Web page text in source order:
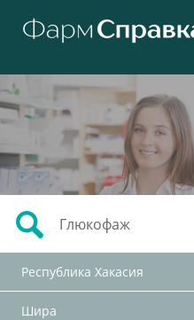
Республика Хакасия
Шира